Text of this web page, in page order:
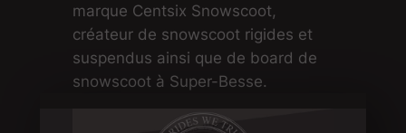
marque Centsix Snowscoot,
créateur de snowscoot rigides et
suspendus ainsi que de board de
snowscoot à Super-Besse.